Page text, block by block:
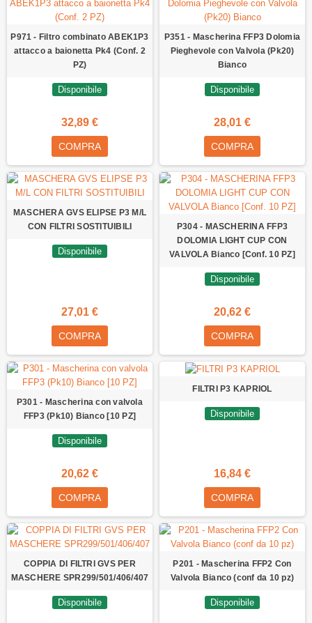
P971 - Filtro combinato ABEK1P3
attacco a baionetta Pk4 (Conf. 2
PZ)
Disponibile
32,89 €
COMPRA
P351 - Mascherina FFP3 Dolomia
Pieghevole con Valvola (Pk20)
Bianco
Disponibile
28,01 €
COMPRA
MASCHERA GVS ELIPSE P3 M/L
CON FILTRI SOSTITUIBILI
Disponibile
27,01 €
COMPRA
P304 - MASCHERINA FFP3
DOLOMIA LIGHT CUP CON
VALVOLA Bianco [Conf. 10 PZ]
Disponibile
20,62 €
COMPRA
P301 - Mascherina con valvola
FFP3 (Pk10) Bianco [10 PZ]
Disponibile
20,62 €
COMPRA
FILTRI P3 KAPRIOL
Disponibile
16,84 €
COMPRA
COPPIA DI FILTRI GVS PER
MASCHERE SPR299/501/406/407
Disponibile
P201 - Mascherina FFP2 Con
Valvola Bianco (conf da 10 pz)
Disponibile